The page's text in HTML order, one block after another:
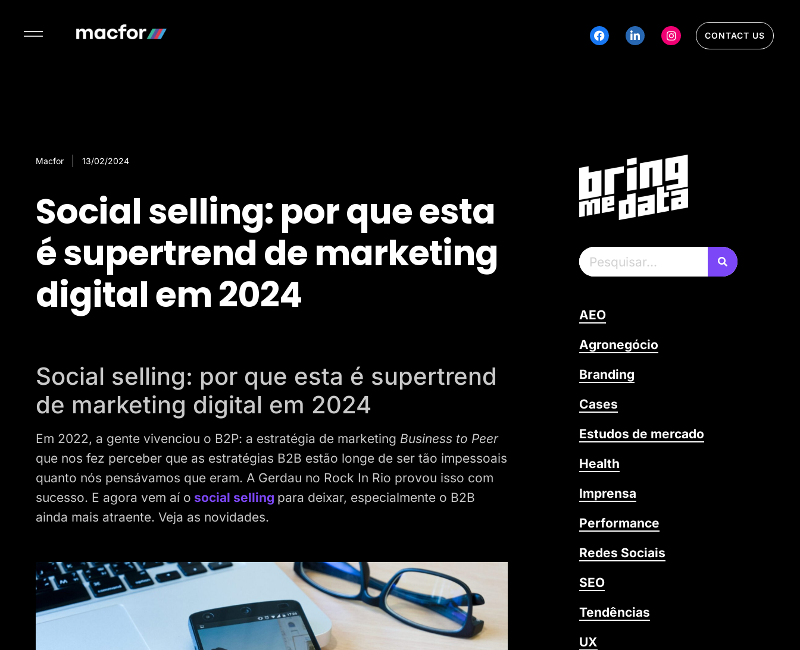
CONTACT US
Macfor 13/02/2024
Social selling: por que esta
é supertrend de marketing
digital em 2024
Social selling: por que esta é supertrend
de marketing digital em 2024
Em 2022, a gente vivenciou o B2P: a estratégia de marketing Business to Peer
que nos fez perceber que as estratégias B2B estão longe de ser tão impessoais
quanto nós pensávamos que eram. A Gerdau no Rock In Rio provou isso com
sucesso. E agora vem aí o social selling para deixar, especialmente o B2B
ainda mais atraente. Veja as novidades.
AEO
Agronegócio
Branding
Cases
Estudos de mercado
Health
Imprensa
Performance
Redes Sociais
SEO
Tendências
UX